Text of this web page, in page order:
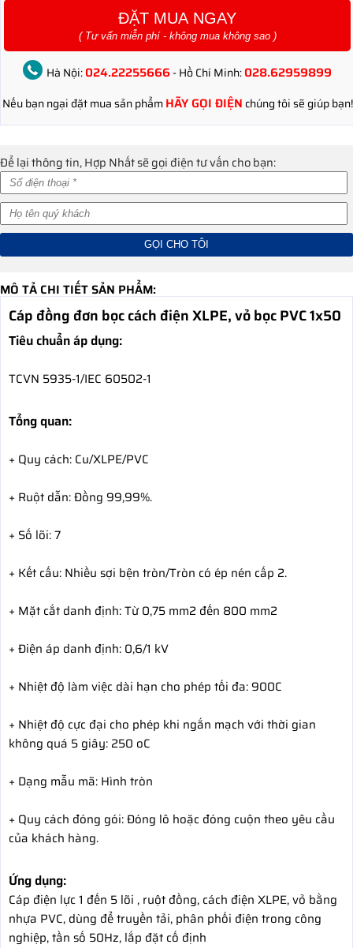
ĐẶT MUA NGAY
( Tư vấn miễn phí - không mua không sao )
Hà Nội:024.22255666 - Hồ Chí Minh:028.62959899
Nếu bạn ngại đặt mua sản phẩmHÃY GỌI ĐIỆN chúng tôi sẽ giúp bạn!
Để lại thông tin, Hợp Nhất sẽ gọi điện tư vấn cho bạn:
MÔ TẢ CHI TIẾT SẢN PHẨM:
Cáp đồng đơn bọc cách điện XLPE, vỏ bọc PVC 1x50
Tiêu chuẩn áp dụng:
TCVN 5935-1/IEC 60502-1
Tổng quan:
+ Quy cách: Cu/XLPE/PVC
+ Ruột dẫn: Đồng 99,99%.
+ Số lõi: 7
+ Kết cấu: Nhiều sợi bện tròn/Tròn có ép nén cấp 2.
+ Mặt cắt danh định: Từ 0,75 mm2 đến 800 mm2
+ Điện áp danh định: 0,6/1 kV
+ Nhiệt độ làm việc dài hạn cho phép tối đa: 900C
+ Nhiệt độ cực đại cho phép khi ngắn mạch với thời gian
không quá 5 giây: 250 oC
+ Dạng mẫu mã: Hình tròn
+ Quy cách đóng gói: Đóng lô hoặc đóng cuộn theo yêu cầu
của khách hàng.
Ứng dụng:
Cáp điện lực 1 đến 5 lõi , ruột đồng, cách điện XLPE, vỏ bằng
nhựa PVC, dùng để truyền tải, phân phối điện trong công
nghiệp, tần số 50Hz, lắp đặt cố định